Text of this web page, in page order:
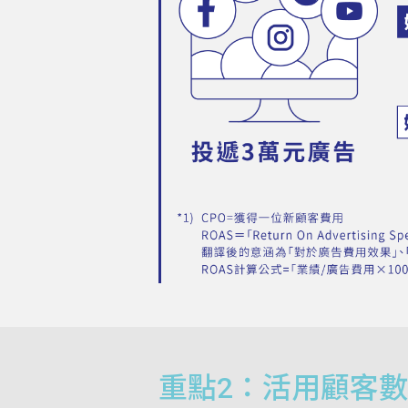
重點2：活用顧客